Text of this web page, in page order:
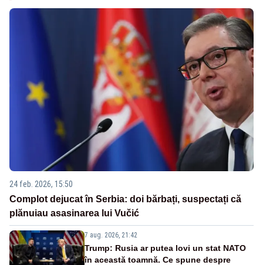
24 feb. 2026, 15:50
Complot dejucat în Serbia: doi bărbați, suspectați că
plănuiau asasinarea lui Vučić
7 aug. 2026, 21:42
Trump: Rusia ar putea lovi un stat NATO
în această toamnă. Ce spune despre